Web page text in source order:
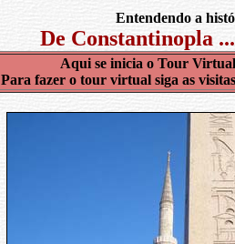
Entendendo a
De Constantinopla
Aqui se inicia o Tour
Para fazer o tour virtual siga as